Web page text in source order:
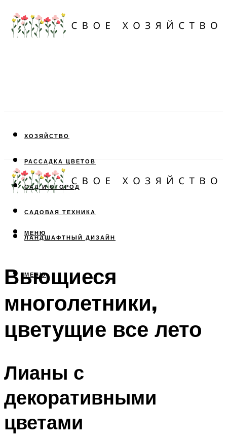
ХОЗЯЙСТВО
РАССАДКА ЦВЕТОВ
САД И ОГОРОД
САДОВАЯ ТЕХНИКА
ЛАНДШАФТНЫЙ ДИЗАЙН
МЕНЮ
МЕНЮ
Вьющиеся
многолетники,
цветущие все лето
Лианы с
декоративными
цветами